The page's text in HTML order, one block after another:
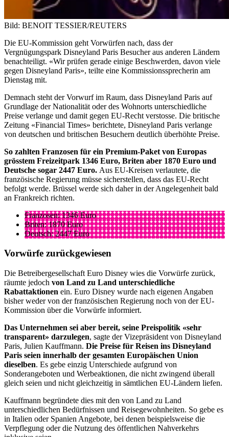
Bild: BENOIT TESSIER/REUTERS
Die EU-Kommission geht Vorwürfen nach, dass der
Vergnügungspark Disneyland Paris Besucher aus anderen Ländern
benachteiligt. «Wir prüfen gerade einige Beschwerden, davon viele
gegen Disneyland Paris», teilte eine Kommissionssprecherin am
Dienstag mit.
Demnach steht der Vorwurf im Raum, dass Disneyland Paris auf
Grundlage der Nationalität oder des Wohnorts unterschiedliche
Preise verlange und damit gegen EU-Recht verstosse. Die britische
Zeitung «Financial Times» berichtete, Disneyland Paris verlange
von deutschen und britischen Besuchern deutlich überhöhte Preise.
So zahlten Franzosen für ein Premium-Paket von Europas
grösstem Freizeitpark 1346 Euro, Briten aber 1870 Euro und
Deutsche sogar 2447 Euro. Aus EU-Kreisen verlautete, die
französische Regierung müsse sicherstellen, dass das EU-Recht
befolgt werde. Brüssel werde sich daher in der Angelegenheit bald
an Frankreich richten.
Franzosen: 1346 Euro
Briten: 1870 Euro
Deutsch: 2447 Euro
Vorwürfe zurückgewiesen
Die Betreibergesellschaft Euro Disney wies die Vorwürfe zurück,
räumte jedoch von Land zu Land unterschiedliche
Rabattaktionen ein. Euro Disney wurde nach eigenen Angaben
bisher weder von der französischen Regierung noch von der EU-
Kommission über die Vorwürfe informiert.
Das Unternehmen sei aber bereit, seine Preispolitik «sehr
transparent» darzulegen, sagte der Vizepräsident von Disneyland
Paris, Julien Kauffmann. Die Preise für Reisen ins Disneyland
Paris seien innerhalb der gesamten Europäischen Union
dieselben. Es gebe einzig Unterschiede aufgrund von
Sonderangeboten und Werbeaktionen, die nicht zwingend überall
gleich seien und nicht gleichzeitig in sämtlichen EU-Ländern liefen.
Kauffmann begründete dies mit den von Land zu Land
unterschiedlichen Bedürfnissen und Reisegewohnheiten. So gebe es
in Italien oder Spanien Angebote, bei denen beispielsweise die
Verpflegung oder die Nutzung des öffentlichen Nahverkehrs